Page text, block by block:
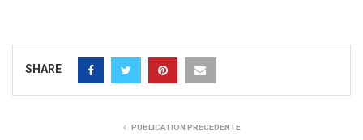
SHARE
PUBLICATION PRÉCÉDENTE